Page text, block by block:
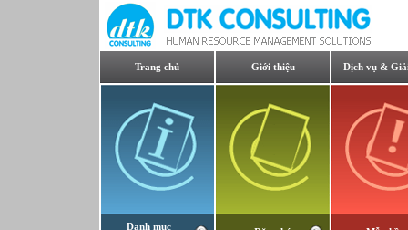
Trang chủ Giới thiệu Dịch vụ &
Danh mục